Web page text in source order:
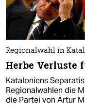
Regionalwahl in
Herbe Verluste
Kataloniens
Regionalwahlen die
die Partei von Artur